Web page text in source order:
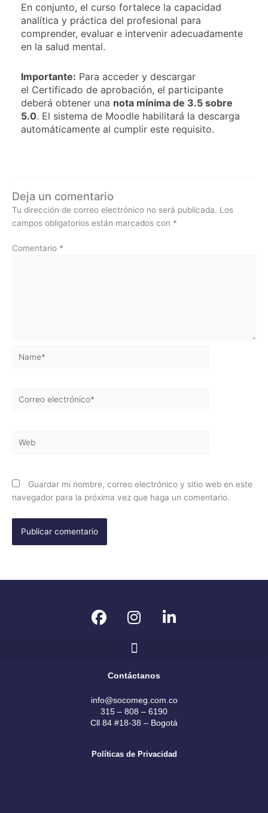
En conjunto, el curso fortalece la capacidad
analítica y práctica del profesional para
comprender, evaluar e intervenir adecuadamente
en la salud mental.
Importante: Para acceder y descargar
el Certificado de aprobación, el participante
deberá obtener una nota mínima de 3.5 sobre
5.0. El sistema de Moodle habilitará la descarga
automáticamente al cumplir este requisito.
Deja un comentario
Tu dirección de correo electrónico no será publicada. Los
campos obligatorios están marcados con *
Comentario *
Name*
Correo
Web
Guardar mi nombre, correo electrónico y sitio web en este
navegador para la próxima vez que haga un comentario.
F
a
o
k
I
n
s
t
a
g
r
a
m
L
i
i
Contáctanos
info@socomeg.com.co
315 – 808 – 6190
Cll 84 #18-38 – Bogotá
Políticas de Privacidad